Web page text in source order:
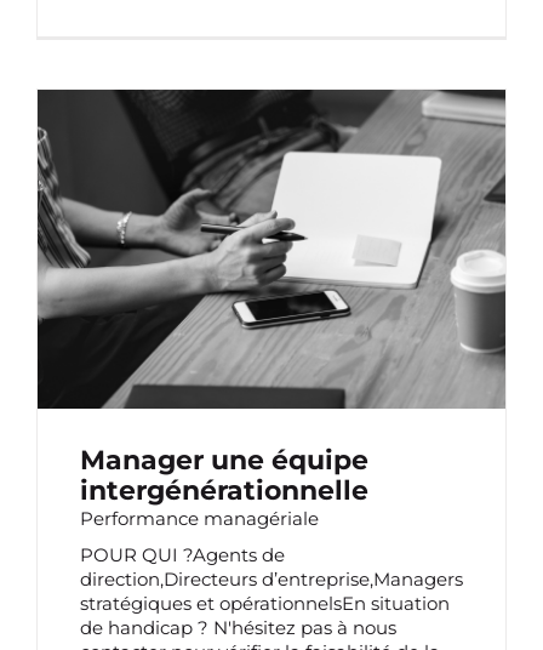
MANAGER UNE ÉQUIPE
INTERGÉNÉRATIONNELLE
Manager une équipe
intergénérationnelle
Performance managériale
POUR QUI ?Agents de
direction,Directeurs d’entreprise,Managers
stratégiques et opérationnelsEn situation
de handicap ? N'hésitez pas à nous